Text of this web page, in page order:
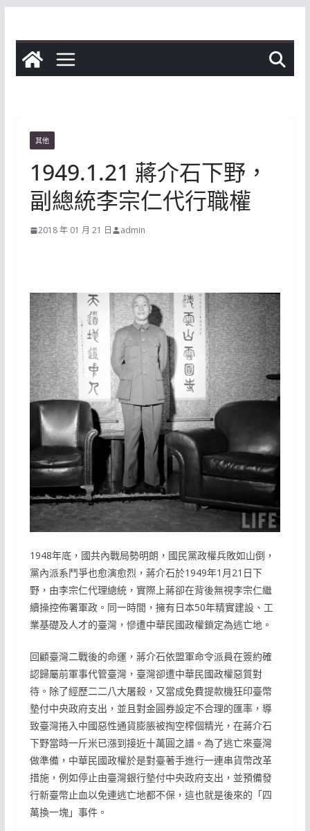
content
其他
1949.1.21 蔣介石下野，
副總統李宗仁代行職權
2018 年 01 月 21 日 admin
1948年底，國共內戰局勢明朗，國民黨政權兵敗如山倒，
黨內派系鬥爭也愈演愈烈，蔣介石於1949年1月21日下
野，由李宗仁代理總統，實際上蔣卻在背後無視李宗仁繼
續操控佈署軍政。同一時間，擁有日本50年精實建設、工
業基礎及人才的臺灣，慘遭中華民國政權鎖定為逃亡地。
回顧臺灣二戰後的命運，蔣介石依盟軍命令派員在簽約確
認歸屬前軍事代管臺灣，臺灣卻遭中華民國政權惡質對
待。除了經歷二二八大屠殺，又當成免費提款機狂印臺幣
墊付中央政府支出，並且對金圓券設定不合理的匯率，導
致臺灣捲入中國惡性通貨膨脹被掏空榨個精光，在蔣介石
下野當時一斤米已漲到接近十萬圓之譜。為了逃亡來臺灣
做準備，中華民國政權於是對臺著手進行一連串貨幣改革
措施，例如停止由臺灣銀行墊付中央政府支出，並預備發
行新臺幣止血以免連逃亡地都不保，這也就是後來的「四
萬換一塊」事件。